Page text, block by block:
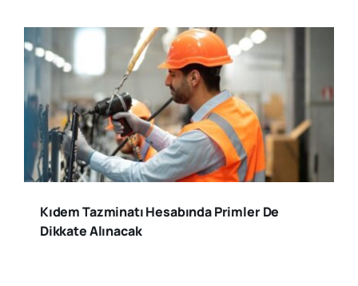
Kıdem Tazminatı Hesabında Primler De
Dikkate Alınacak